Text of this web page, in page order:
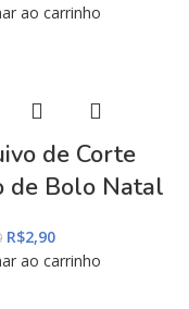
ao carrinho
de Corte
de Bolo Natal
R$2,90
ao carrinho